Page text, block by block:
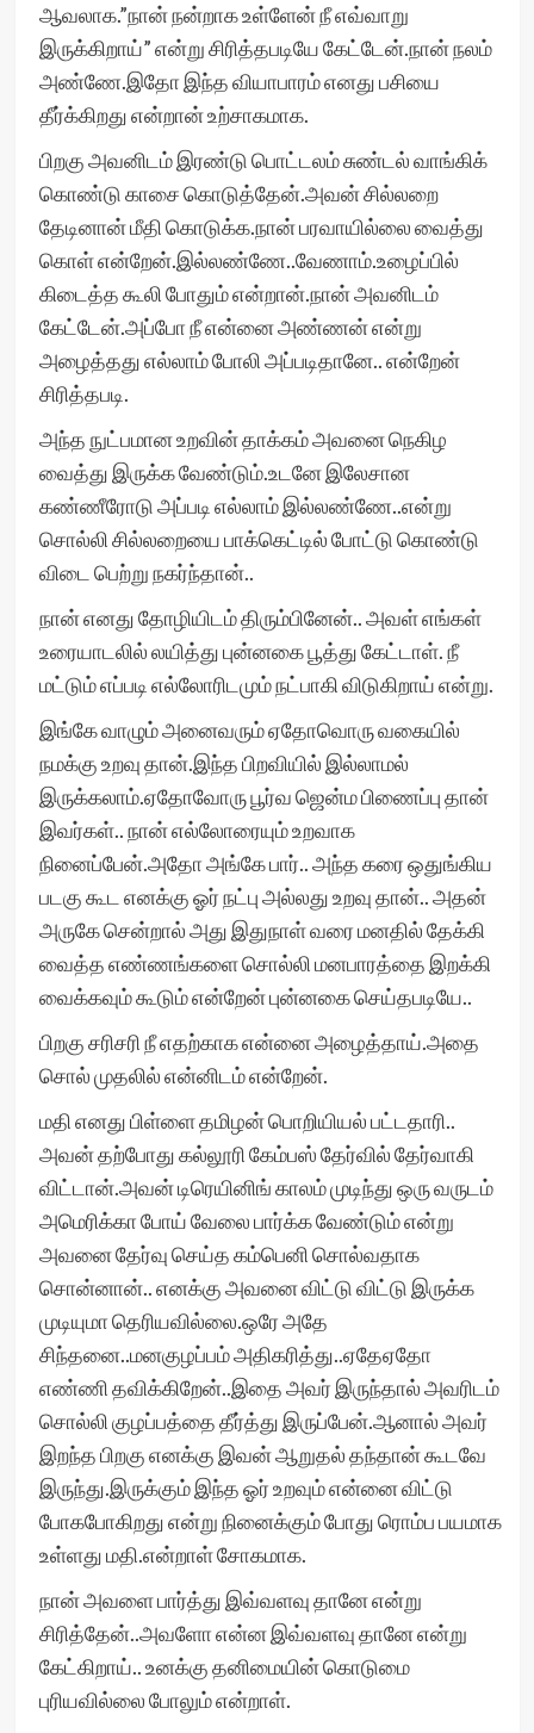
ஆவலாக.”நான் நன்றாக உள்ளேன் நீ எவ்வாறு
இருக்கிறாய்” என்று சிரித்தபடியே கேட்டேன்.நான் நலம்
அண்ணே.இதோ இந்த வியாபாரம் எனது பசியை
தீர்க்கிறது என்றான் உற்சாகமாக.
பிறகு அவனிடம் இரண்டு பொட்டலம் சுண்டல் வாங்கிக்
கொண்டு காசை கொடுத்தேன்.அவன் சில்லறை
தேடினான் மீதி கொடுக்க.நான் பரவாயில்லை வைத்து
கொள் என்றேன்.இல்லண்ணே..வேணாம்.உழைப்பில்
கிடைத்த கூலி போதும் என்றான்.நான் அவனிடம்
கேட்டேன்.அப்போ நீ என்னை அண்ணன் என்று
அழைத்தது எல்லாம் போலி அப்படிதானே.. என்றேன்
சிரித்தபடி.
அந்த நுட்பமான உறவின் தாக்கம் அவனை நெகிழ
வைத்து இருக்க வேண்டும்.உடனே இலேசான
கண்ணீரோடு அப்படி எல்லாம் இல்லண்ணே..என்று
சொல்லி சில்லறையை பாக்கெட்டில் போட்டு கொண்டு
விடை பெற்று நகர்ந்தான்..
நான் எனது தோழியிடம் திரும்பினேன்.. அவள் எங்கள்
உரையாடலில் லயித்து புன்னகை பூத்து கேட்டாள். நீ
மட்டும் எப்படி எல்லோரிடமும் நட்பாகி விடுகிறாய் என்று.
இங்கே வாழும் அனைவரும் ஏதோவொரு வகையில்
நமக்கு உறவு தான்.இந்த பிறவியில் இல்லாமல்
இருக்கலாம்.ஏதோவோரு பூர்வ ஜென்ம பிணைப்பு தான்
இவர்கள்.. நான் எல்லோரையும் உறவாக
நினைப்பேன்.அதோ அங்கே பார்.. அந்த கரை ஒதுங்கிய
படகு கூட எனக்கு ஓர் நட்பு அல்லது உறவு தான்.. அதன்
அருகே சென்றால் அது இதுநாள் வரை மனதில் தேக்கி
வைத்த எண்ணங்களை சொல்லி மனபாரத்தை இறக்கி
வைக்கவும் கூடும் என்றேன் புன்னகை செய்தபடியே..
பிறகு சரிசரி நீ எதற்காக என்னை அழைத்தாய்.அதை
சொல் முதலில் என்னிடம் என்றேன்.
மதி எனது பிள்ளை தமிழன் பொறியியல் பட்டதாரி..
அவன் தற்போது கல்லூரி கேம்பஸ் தேர்வில் தேர்வாகி
விட்டான்.அவன் டிரெயினிங் காலம் முடிந்து ஒரு வருடம்
அமெரிக்கா போய் வேலை பார்க்க வேண்டும் என்று
அவனை தேர்வு செய்த கம்பெனி சொல்வதாக
சொன்னான்.. எனக்கு அவனை விட்டு விட்டு இருக்க
முடியுமா தெரியவில்லை.ஒரே அதே
சிந்தனை..மனகுழப்பம் அதிகரித்து..ஏதேஏதோ
எண்ணி தவிக்கிறேன்..இதை அவர் இருந்தால் அவரிடம்
சொல்லி குழப்பத்தை தீர்த்து இருப்பேன்.ஆனால் அவர்
இறந்த பிறகு எனக்கு இவன் ஆறுதல் தந்தான் கூடவே
இருந்து.இருக்கும் இந்த ஓர் உறவும் என்னை விட்டு
போகபோகிறது என்று நினைக்கும் போது ரொம்ப பயமாக
உள்ளது மதி.என்றாள் சோகமாக.
நான் அவளை பார்த்து இவ்வளவு தானே என்று
சிரித்தேன்..அவளோ என்ன இவ்வளவு தானே என்று
கேட்கிறாய்.. உனக்கு தனிமையின் கொடுமை
புரியவில்லை போலும் என்றாள்.